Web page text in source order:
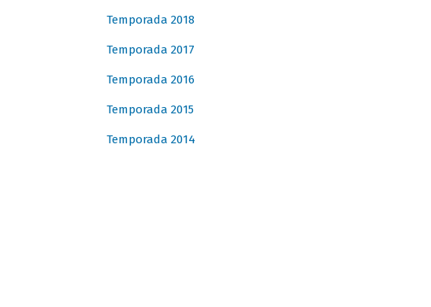
Temporada 2018
Temporada 2017
Temporada 2016
Temporada 2015
Temporada 2014